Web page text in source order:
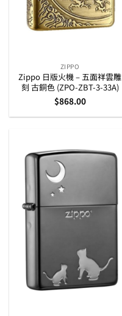
ZIPPO
Zippo 日版火機 – 五面祥雲雕
刻 古銅色 (ZPO-ZBT-3-33A)
$868.00